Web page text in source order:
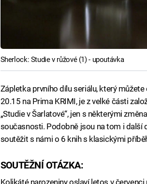
Sherlock: Studie v růžové (1) - upoutávka
Zápletka prvního dílu seriálu, který
20.15 na Prima KRIMI, je z velké části
„Studie v Šarlatové“, jen s některými
současnosti. Podobně jsou na tom i další
soutěžit s námi o 6 knih s klasickými
SOUTĚŽNÍ OTÁZKA: